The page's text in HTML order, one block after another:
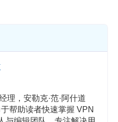
理，安勒克·范·阿什道
帮助读者快速掌握 VPN